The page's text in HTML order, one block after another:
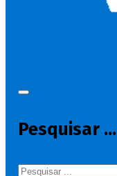
Pesquisar ...
Pesquisar